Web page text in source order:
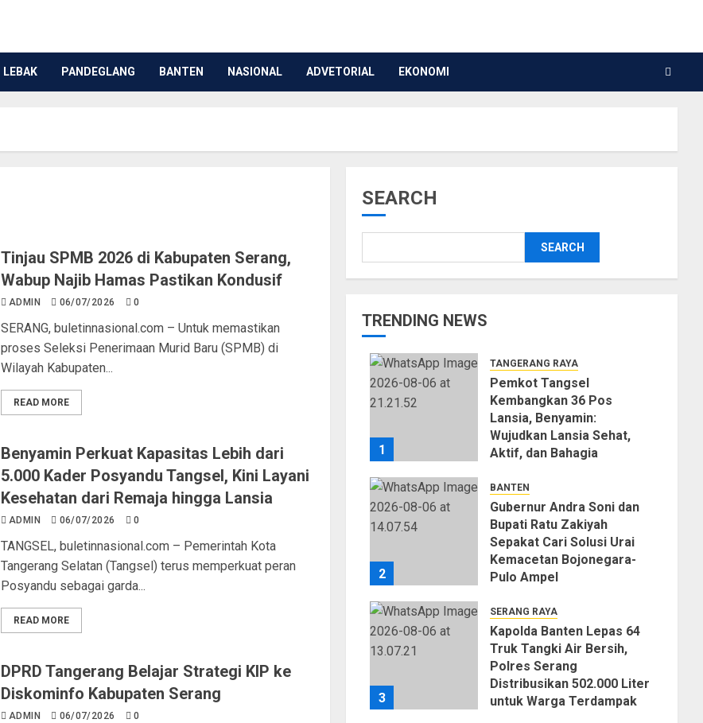
LEBAK PANDEGLANG BANTEN NASIONAL ADVETORIAL EKONOMI
Tinjau SPMB 2026 di Kabupaten Serang,
Wabup Najib Hamas Pastikan Kondusif
ADMIN 06/07/2026 0
SERANG, buletinnasional.com – Untuk memastikan
proses Seleksi Penerimaan Murid Baru (SPMB) di
Wilayah Kabupaten...
READ MORE
Benyamin Perkuat Kapasitas Lebih dari
5.000 Kader Posyandu Tangsel, Kini Layani
Kesehatan dari Remaja hingga Lansia
ADMIN 06/07/2026 0
TANGSEL, buletinnasional.com – Pemerintah Kota
Tangerang Selatan (Tangsel) terus memperkuat peran
Posyandu sebagai garda...
READ MORE
DPRD Tangerang Belajar Strategi KIP ke
Diskominfo Kabupaten Serang
ADMIN 06/07/2026 0
SEARCH
SEARCH
TRENDING NEWS
1
TANGERANG RAYA
Pemkot Tangsel
Kembangkan 36 Pos
Lansia, Benyamin:
Wujudkan Lansia Sehat,
Aktif, dan Bahagia
2
BANTEN
Gubernur Andra Soni dan
Bupati Ratu Zakiyah
Sepakat Cari Solusi Urai
Kemacetan Bojonegara-
Pulo Ampel
3
SERANG RAYA
Kapolda Banten Lepas 64
Truk Tangki Air Bersih,
Polres Serang
Distribusikan 502.000 Liter
untuk Warga Terdampak